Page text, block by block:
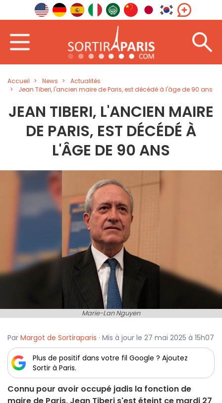
Accueil News
Actualités
Jean Tiberi, l'ancien maire de Paris, est décédé à l'âge de 90 ans
JEAN TIBERI, L'ANCIEN MAIRE
DE PARIS, EST DÉCÉDÉ À
L'ÂGE DE 90 ANS
Marie-Lan Nguyen
Par Margot de Sortiraparis · Mis à jour le 27 mai 2025 à 15h07
Plus de positif dans votre fil Google ? Ajoutez
Sortir à Paris.
Connu pour avoir occupé jadis la fonction de